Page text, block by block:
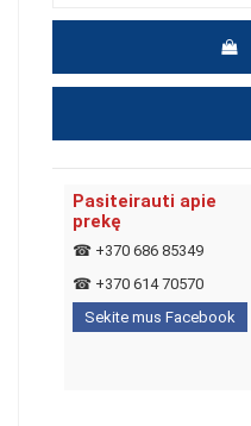
Pasiteirauti apie
prekę
☎ +370 686 85349
☎ +370 614 70570
Sekite mus Facebook